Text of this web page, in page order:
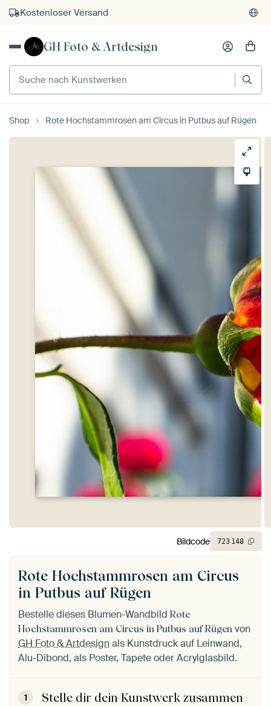
Kostenloser Versand
Kauf auf Rechnung
GH Foto & Artdesign
Suche nach Kunstwerken
Shop Rote Hochstammrosen am Circus in Putbus auf Rügen
Rote Hochstammrosen am Circus
in Putbus auf Rügen
Bestelle dieses Blumen-Wandbild Rote
Hochstammrosen am Circus in Putbus auf Rügen von
GH Foto & Artdesignals Kunstdruck auf Leinwand,
Alu-Dibond, als Poster, Tapete oder Acrylglasbild.
1 Stelle dir dein Kunstwerk zusammen
Bildcode 723 148